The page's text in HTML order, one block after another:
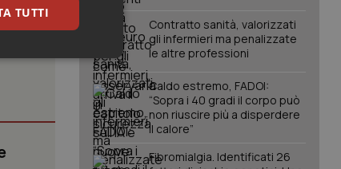
Contratto sanità, valorizzati
gli infermieri ma penalizzate
le altre professioni
Caldo estremo, FADOI:
“Sopra i 40 gradi il corpo può
non riuscire più a disperdere
il calore”
Fibromialgia. Identificati 26
TUTTI